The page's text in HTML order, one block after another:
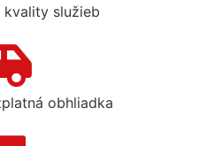
služieb
obhliadka